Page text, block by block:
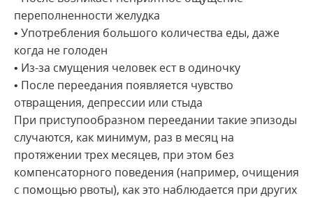
переполненности желудка
• Употребления большого количества еды, даже
когда не голоден
• Из-за смущения человек ест в одиночку
• После переедания появляется чувство
отвращения, депрессии или стыда
При приступообразном переедании такие эпизоды
случаются, как минимум, раз в месяц на
протяжении трех месяцев, при этом без
компенсаторного поведения (например, очищения
с помощью рвоты), как это наблюдается при других